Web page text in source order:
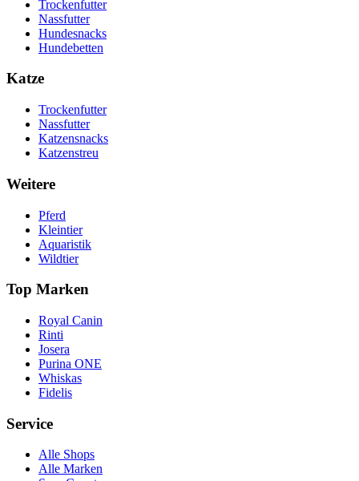
Trockenfutter
Nassfutter
Hundesnacks
Hundebetten
Katze
Trockenfutter
Nassfutter
Katzensnacks
Katzenstreu
Weitere
Pferd
Kleintier
Aquaristik
Wildtier
Top Marken
Royal Canin
Rinti
Josera
Purina ONE
Whiskas
Fidelis
Service
Alle Shops
Alle Marken